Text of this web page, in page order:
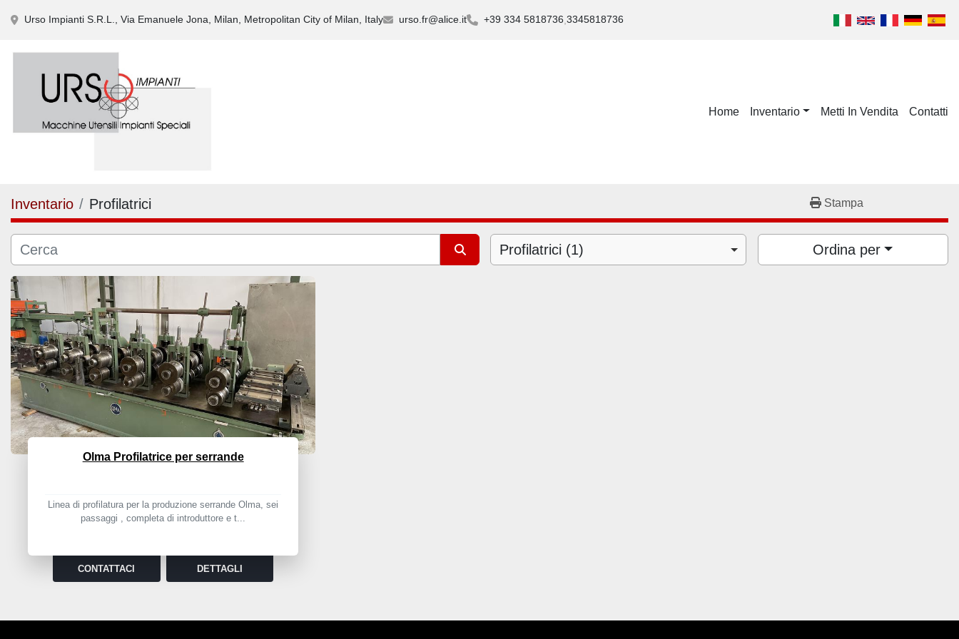
Urso Impianti S.R.L., Via Emanuele Jona, Milan, Metropolitan City of Milan, Italy urso.fr@alice.it +39 334 5818736 3345818736
Home Inventario Metti In Vendita Contatti
Inventario Profilatrici Stampa
Profilatrici (1) Ordina per
Olma Profilatrice per serrande
Linea di profilatura per la produzione serrande Olma, sei
passaggi , completa di introduttore e t...
CONTATTACI DETTAGLI